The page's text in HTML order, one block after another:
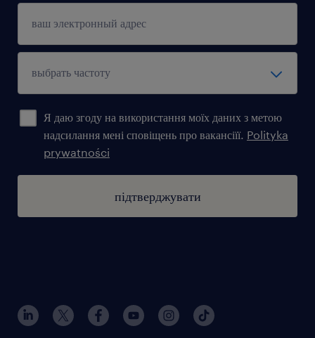
Я даю згоду на використання моїх даних з метою
надсилання мені сповіщень про вакансіїї. Polityka
prywatności
підтверджувати